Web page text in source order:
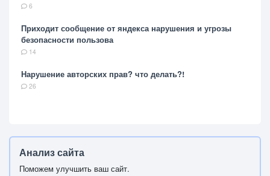
6
Приходит сообщение от яндекса нарушения и угрозы
безопасности пользова
14
Нарушение авторских прав? что делать?!
26
Анализ сайта
Поможем улучшить ваш сайт.